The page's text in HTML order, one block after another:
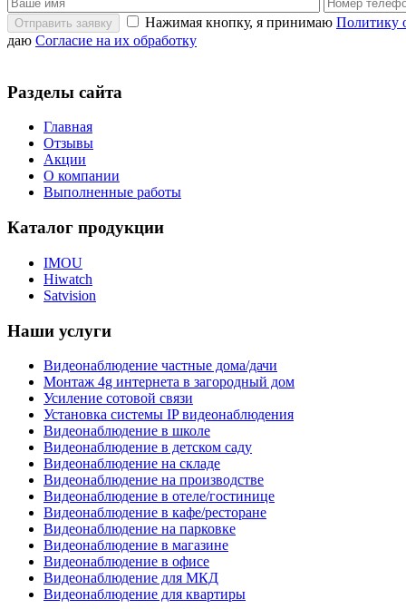
Отправить заявку Нажимая кнопку, я принимаю Политику
даю Согласие на их обработку
Разделы сайта
Главная
Отзывы
Акции
О компании
Выполненные работы
Каталог продукции
IMOU
Hiwatch
Satvision
Наши услуги
Видеонаблюдение частные дома/дачи
Монтаж 4g интернета в загородный дом
Усиление сотовой связи
Установка системы IP видеонаблюдения
Видеонаблюдение в школе
Видеонаблюдение в детском саду
Видеонаблюдение на складе
Видеонаблюдение на производстве
Видеонаблюдение в отеле/гостинице
Видеонаблюдение в кафе/ресторане
Видеонаблюдение на парковке
Видеонаблюдение в магазине
Видеонаблюдение в офисе
Видеонаблюдение для МКД
Видеонаблюдение для квартиры